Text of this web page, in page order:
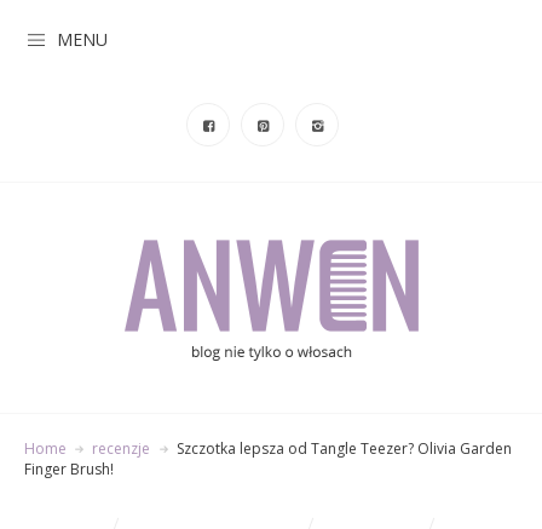
MENU
Home recenzje
Szczotka lepsza od Tangle Teezer? Olivia Garden
Finger Brush!